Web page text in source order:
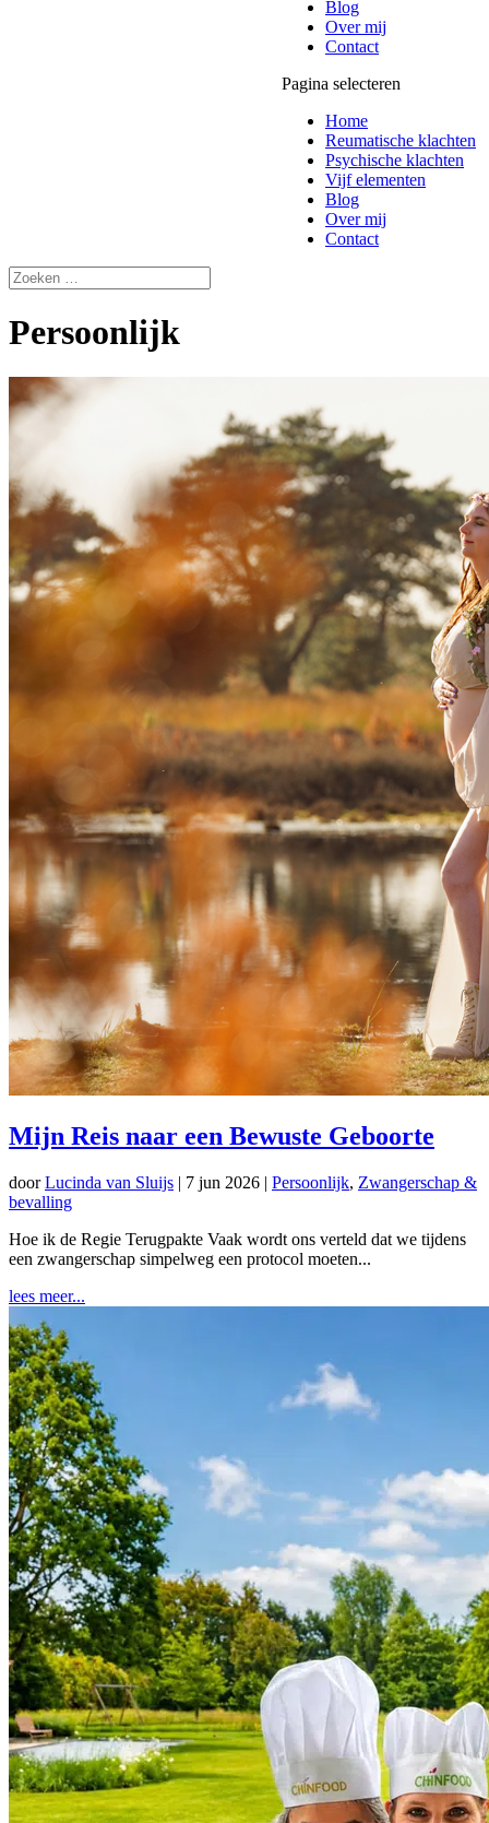
Blog
Over mij
Contact
Pagina selecteren
Home
Reumatische klachten
Psychische klachten
Vijf elementen
Blog
Over mij
Contact
Persoonlijk
Mijn Reis naar een Bewuste Geboorte
doorLucinda van Sluijs | 7 jun 2026 | Persoonlijk, Zwangerschap &
bevalling
Hoe ik de Regie Terugpakte Vaak wordt ons verteld dat we tijdens
een zwangerschap simpelweg een protocol moeten...
lees meer...